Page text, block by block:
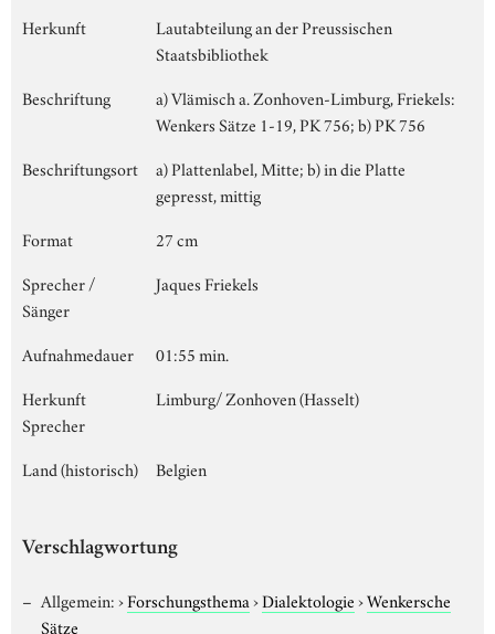
Herkunft
Lautabteilung an der Preussischen
Staatsbibliothek
Beschriftung
a) Vlämisch a. Zonhoven-Limburg, Friekels:
Wenkers Sätze 1-19, PK 756; b) PK 756
Beschriftungsort
a) Plattenlabel, Mitte; b) in die Platte
gepresst, mittig
Format
27 cm
Sprecher /
Sänger
Jaques Friekels
Aufnahmedauer
01:55 min.
Herkunft
Sprecher
Limburg/ Zonhoven (Hasselt)
Land (historisch) Belgien
Verschlagwortung
Allgemein:›Forschungsthema›Dialektologie›Wenkersche
Sätze